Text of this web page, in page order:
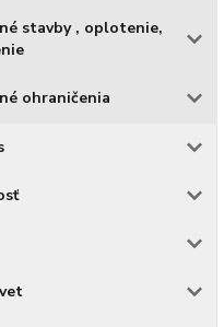
stavby , oplotenie,
ohraničenia